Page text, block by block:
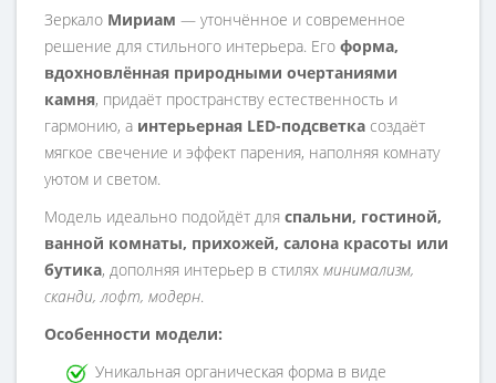
Зеркало Мириам — утончённое и современное
решение для стильного интерьера. Его форма,
вдохновлённая природными очертаниями
камня, придаёт пространству естественность и
гармонию, а интерьерная LED-подсветка создаёт
мягкое свечение и эффект парения, наполняя комнату
уютом и светом.
Модель идеально подойдёт для спальни, гостиной,
ванной комнаты, прихожей, салона красоты или
бутика, дополняя интерьер в стилях минимализм,
сканди, лофт, модерн.
Особенности модели:
Уникальная органическая форма в виде